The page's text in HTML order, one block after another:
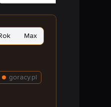
Max
goracy.pl